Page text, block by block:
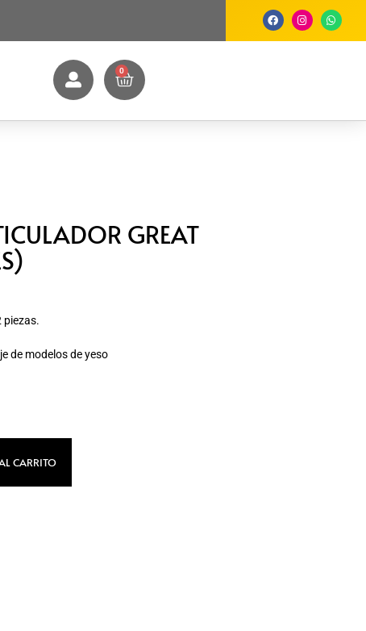
0
GREAT
piezas.
de modelos de yeso
CARRITO